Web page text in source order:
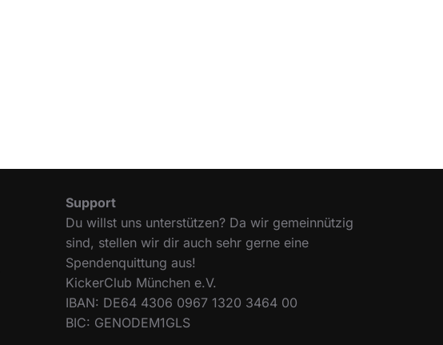
Support
Du willst uns unterstützen? Da wir gemeinnützig
sind, stellen wir dir auch sehr gerne eine
Spendenquittung aus!
KickerClub München e.V.
IBAN: DE64 4306 0967 1320 3464 00
BIC: GENODEM1GLS